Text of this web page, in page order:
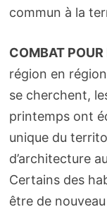
commun à la
COMBAT POUR
région en
se cherchent,
printemps ont
unique du
d’architecture
Certains des
être de